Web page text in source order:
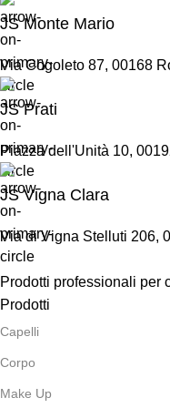
JS Monte Mario
Via Cogoleto 87, 00168
JS Prati
Piazza dell'Unità 10,
JS Vigna Clara
Via di Vigna Stelluti 206,
Prodotti professionali per
Prodotti
Capelli
Corpo
Make Up